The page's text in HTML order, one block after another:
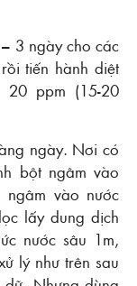
3 ngày cho các
tiến hành diệt
ppm (15-20
ngày. Nơi có
bột ngâm vào
vào nước
lấy dung dịch
nước sâu 1m,
lý như trên sau